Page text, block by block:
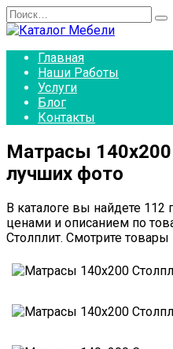
Перейти
к
Search
for:
Главная
Наши Работы
Услуги
Блог
Контакты
Матрасы
лучших фото
В каталоге вы найдете 112
ценами и описанием по
Столплит. Смотрите